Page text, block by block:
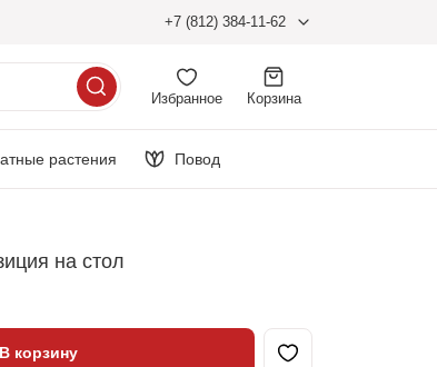
+7 (812) 384-11-62
Избранное Корзина
растения Повод
на стол
В корзину